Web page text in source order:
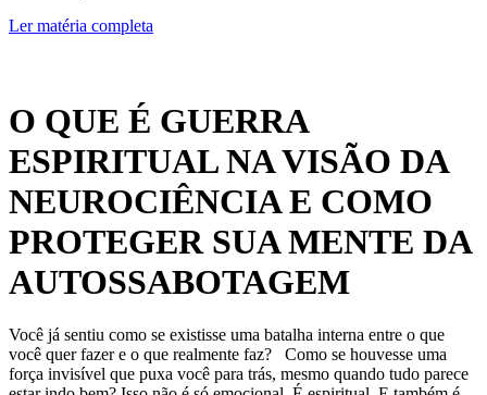
Ler matéria completa
O QUE É GUERRA
ESPIRITUAL NA VISÃO DA
NEUROCIÊNCIA E COMO
PROTEGER SUA MENTE DA
AUTOSSABOTAGEM
Você já sentiu como se existisse uma batalha interna entre o que
você quer fazer e o que realmente faz? Como se houvesse uma
força invisível que puxa você para trás, mesmo quando tudo parece